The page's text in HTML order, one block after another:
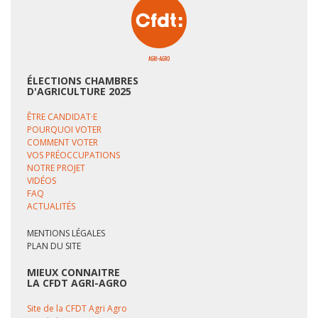
ÉLECTIONS CHAMBRES
D'AGRICULTURE 2025
ÊTRE CANDIDAT·E
POURQUOI VOTER
COMMENT VOTER
VOS PRÉOCCUPATIONS
NOTRE PROJET
VIDÉOS
FAQ
ACTUALITÉS
MENTIONS LÉGALES
PLAN DU SITE
MIEUX CONNAITRE
LA CFDT AGRI-AGRO
Site de la CFDT Agri Agro